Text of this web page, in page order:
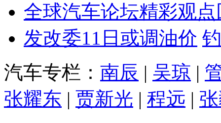
全球汽车论坛精彩观点
发改委11日或调油价
汽车专栏： 南辰 | 吴琼 |
张耀东 | 贾新光 | 程远 |